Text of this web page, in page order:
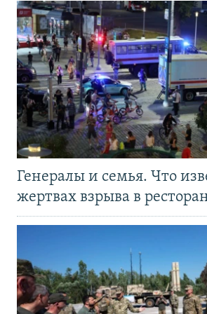
Генералы и семья. Что
жертвах взрыва в